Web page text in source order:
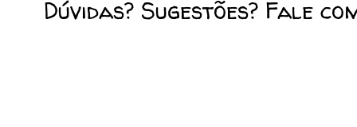
Dúvidas? Sugestões? Fale